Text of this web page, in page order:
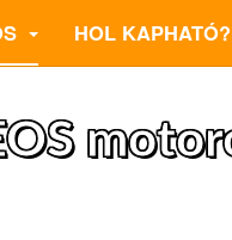
HOL KAPHATÓ?